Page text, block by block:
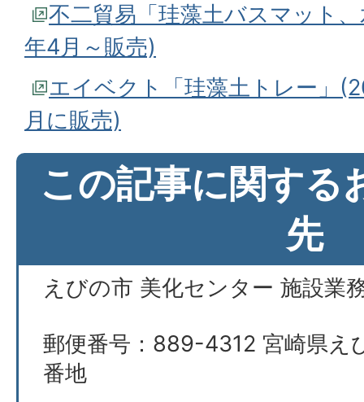
不二貿易「珪藻土バスマット
年4月～販売)
エイベクト「珪藻土トレー」
月に販売)
この記事に関する
先
えびの市 美化センター 施設業
郵便番号：889-4312 宮崎県え
番地